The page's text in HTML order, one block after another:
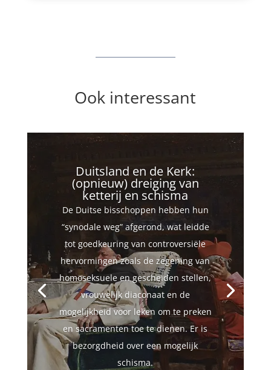
Ook interessant
Duitsland en de Kerk:
(opnieuw) dreiging van
ketterij en schisma
De Duitse bisschoppen hebben hun
“synodale weg” afgerond, wat leidde
tot goedkeuring van controversiële
hervormingen zoals de zegening van
homoseksuele en gescheiden stellen,
vrouwelijk diaconaat en de
mogelijkheid voor leken om te preken
en sacramenten toe te dienen. Er is
bezorgdheid over een mogelijk
schisma.